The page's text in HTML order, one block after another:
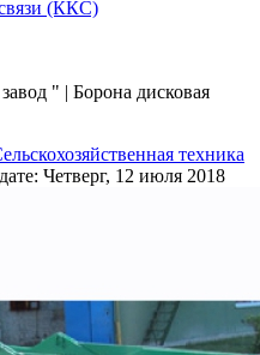
(ККС)
" | Борона дисковая
техника
Четверг, 12 июля 2018